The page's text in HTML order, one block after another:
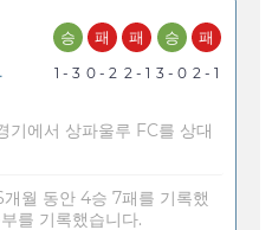
승
1 - 3
패
0 - 2
패
2 - 1
승
3 - 0
패
2 - 1
기에서 상파울루 FC를 상대
월 동안 4승 7패를 기록했
를 기록했습니다.